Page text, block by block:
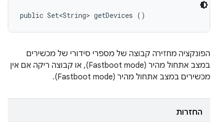
public Set<String> getDevices ()
הפונקציה מחזירה קבוצה של מספרי סידורי של מכשירים
במצב אתחול מהיר (Fastboot mode), או קבוצה ריקה אם אין
מכשירים במצב אתחול מהיר (Fastboot mode).
החזרות